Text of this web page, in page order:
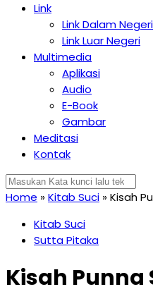
Link
Link Dalam Negeri
Link Luar Negeri
Multimedia
Aplikasi
Audio
E-Book
Gambar
Meditasi
Kontak
Home »Kitab Suci »Kisah
Kitab Suci
Sutta Pitaka
Kisah Punna